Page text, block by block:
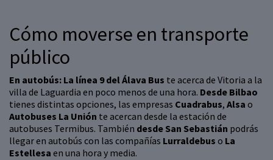
Cómo moverse en transporte
público
En autobús: La línea 9 del Álava Bus te acerca de Vitoria a la
villa de Laguardia en poco menos de una hora. Desde Bilbao
tienes distintas opciones, las empresas Cuadrabus, Alsa o
Autobuses La Unión te acercan desde la estación de
autobuses Termibus. También desde San Sebastián podrás
llegar en autobús con las compañías Lurraldebus o La
Estellesa en una hora y media.